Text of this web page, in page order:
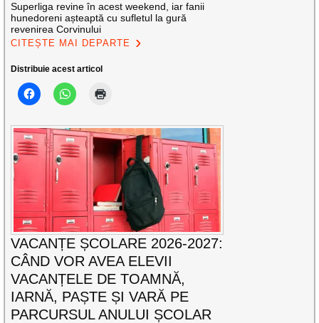
Superliga revine în acest weekend, iar fanii
hunedoreni așteaptă cu sufletul la gură
revenirea Corvinului
CITEȘTE MAI DEPARTE
Distribuie acest articol
VACANȚE ȘCOLARE 2026-2027:
CÂND VOR AVEA ELEVII
VACANȚELE DE TOAMNĂ,
IARNĂ, PAȘTE ȘI VARĂ PE
PARCURSUL ANULUI ȘCOLAR